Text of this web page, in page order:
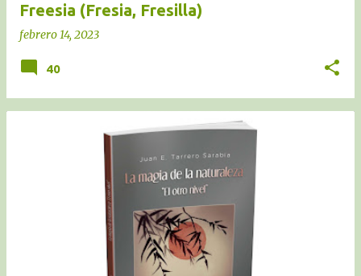
Freesia (Fresia, Fresilla)
febrero 14, 2023
40